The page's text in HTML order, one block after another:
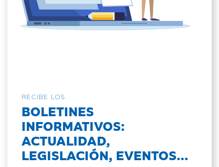
RECIBE LOS
BOLETINES
INFORMATIVOS:
ACTUALIDAD,
LEGISLACIÓN, EVENTOS...